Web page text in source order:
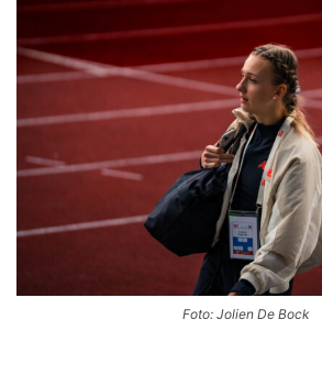
Foto: Jolien De Bock